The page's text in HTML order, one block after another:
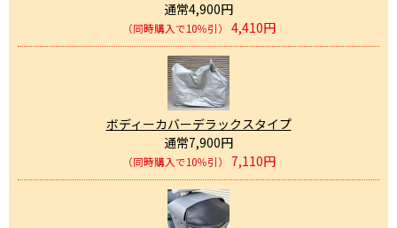
通常4,900円
（同時購入で10％引） 4,410円
ボディーカバーデラックスタイプ
通常7,900円
（同時購入で10％引） 7,110円